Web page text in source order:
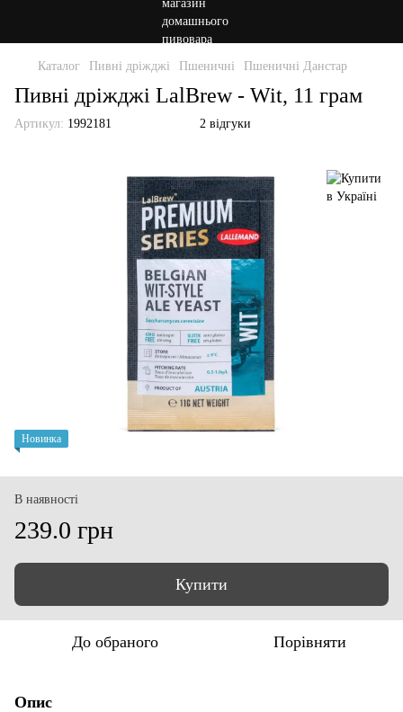
Каталог Пивні дріжджі Пшеничні Пшеничні Данстар
Пивні дріжджі LalBrew - Wit, 11 грам
Артикул: 1992181 2 відгуки
Новинка
В наявності
239.0 грн
Купити
До обраного Порівняти
Опис